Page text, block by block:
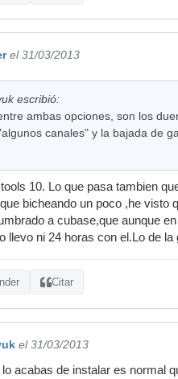
el 31/03/2013
escribió:
ambas opciones, son los
canales" y la bajada de
10. Lo que pasa tambien
bicheando un poco ,he visto
a cubase,que aunque
llevo ni 24 horas con el.Lo de
Citar
el 31/03/2013
acabas de instalar es normal